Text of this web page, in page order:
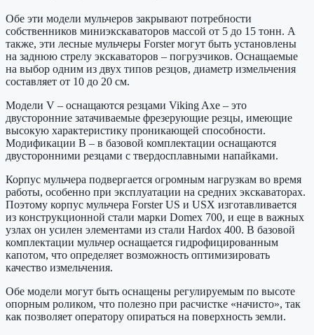
Обе эти модели мульчеров закрывают потребности
собственников миниэкскаваторов массой от 5 до 15 тонн. А
также, эти лесные мульчеры Forster могут быть установлены
на заднюю стрелу экскаваторов – погрузчиков. Оснащаемые
на выбор одним из двух типов резцов, диаметр измельчения
составляет от 10 до 20 см.
Модели V – оснащаются резцами Viking Axe – это
двусторонние затачиваемые фрезерующие резцы, имеющие
высокую характеристику проникающей способности.
Модификации B – в базовой комплектации оснащаются
двусторонними резцами с твердосплавными напайками.
Корпус мульчера подвергается огромным нагрузкам во время
работы, особенно при эксплуатации на средних экскаваторах.
Поэтому корпус мульчера Forster US и USX изготавливается
из конструкционной стали марки Domex 700, и еще в важных
узлах он усилен элементами из стали Hardox 400. В базовой
комплектации мульчер оснащается гидрофицированным
капотом, что определяет возможность оптимизировать
качество измельчения.
Обе модели могут быть оснащены регулируемым по высоте
опорным роликом, что полезно при расчистке «начисто», так
как позволяет оператору опираться на поверхность земли.